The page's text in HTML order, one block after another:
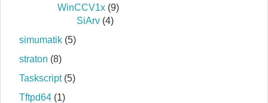
WinCCV1x (9)
SiArv (4)
simumatik (5)
straton (8)
Taskscript(5)
Tftpd64 (1)